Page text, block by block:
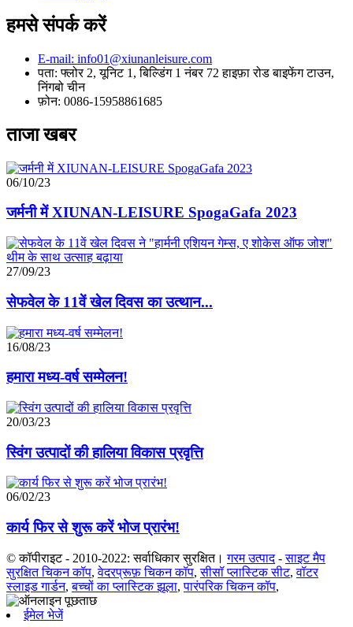
हमसे संपर्क करें
E-mail: info01@xiunanleisure.com
पता: फ्लोर 2, यूनिट 1, बिल्डिंग 1 नंबर 72 हाइफ़ा रोड बाइफेंग टाउन,
निंगबो चीन
फ़ोन: 0086-15958861685
ताजा खबर
06/10/23
जर्मनी में XIUNAN-LEISURE SpogaGafa 2023
27/09/23
सेफवेल के 11वें खेल दिवस का उत्थान...
16/08/23
हमारा मध्य-वर्ष सम्मेलन!
20/03/23
स्विंग उत्पादों की हालिया विकास प्रवृत्ति
06/02/23
कार्य फिर से शुरू करें भोज प्रारंभ!
© कॉपीराइट - 2010-2022: सर्वाधिकार सुरक्षित। गरम उत्पाद-साइट मैप
सुरक्षित चिकन कॉप,वेदरप्रूफ़ चिकन कॉप,सीसॉ प्लास्टिक सीट,वॉटर
स्लाइड गार्डन,बच्चों का प्लास्टिक झूला,पारंपरिक चिकन कॉप,
ईमेल भेजें